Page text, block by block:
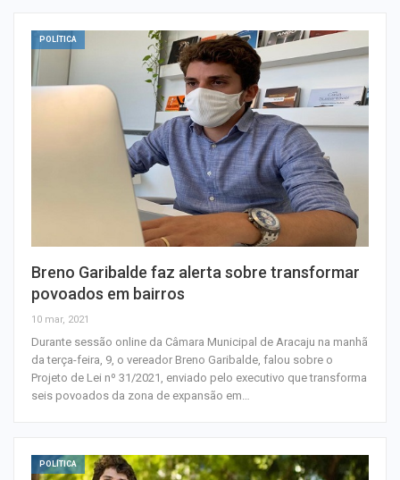
POLÍTICA
Breno Garibalde faz alerta sobre transformar
povoados em bairros
10 mar, 2021
Durante sessão online da Câmara Municipal de Aracaju na manhã
da terça-feira, 9, o vereador Breno Garibalde, falou sobre o
Projeto de Lei nº 31/2021, enviado pelo executivo que transforma
seis povoados da zona de expansão em…
POLÍTICA